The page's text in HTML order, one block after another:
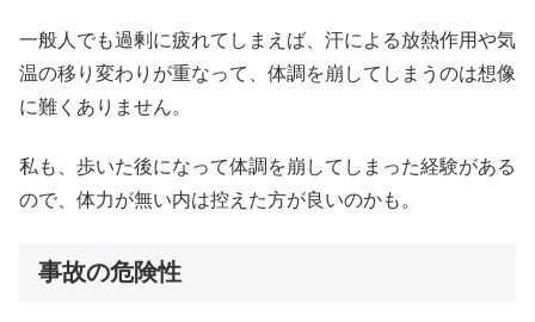
一般人でも過剰に疲れてしまえば、汗による放熱作用や気
温の移り変わりが重なって、体調を崩してしまうのは想像
に難くありません。
私も、歩いた後になって体調を崩してしまった経験がある
ので、体力が無い内は控えた方が良いのかも。
事故の危険性